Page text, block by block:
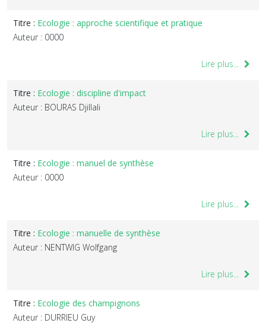
Titre : Ecologie : approche scientifique et pratique
Auteur : 0000
Lire plus...
Titre : Ecologie : discipline d'impact
Auteur : BOURAS Djillali
Lire plus...
Titre : Ecologie : manuel de synthèse
Auteur : 0000
Lire plus...
Titre : Ecologie : manuelle de synthèse
Auteur : NENTWIG Wolfgang
Lire plus...
Titre : Ecologie des champignons
Auteur : DURRIEU Guy